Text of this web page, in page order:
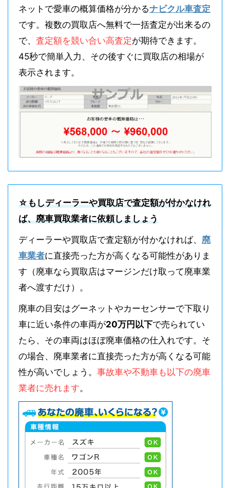
ネットで愛車の概算価格が分かるナビクル車査定
です。複数の買取店へ無料で一括査定が出来るの
で、 査定額を競い合い高査定が期待できます。
45秒で簡単入力、その後すぐに買取店の相場が
表示されます。
☆もしディーラーや買取店で査定額が付かなけれ
ば、廃車買取業者に依頼しましょう
ディーラーや買取店で査定額が付かなければ、 廃
車業者に直接売った方が高くなる可能性がありま
す（廃車なら買取店はマージンだけ取って廃車業
者へ渡すだけ）。
廃車の目安はグーネットやカーセンサーで下取り
車に近い条件の車両が20万円以下で売られてい
たら、その車両はほぼ廃車価格の仕入れです。そ
の場合、廃車業者に直接売った方が高くなる可能
性が高いでしょう。 事故車や不動車も以下の廃車
業者に売れます。